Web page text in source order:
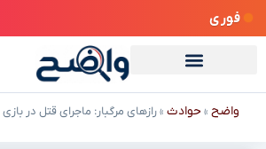
فوری
واضح » حوادث »رازهای مرگبار: ماجرای قتل در